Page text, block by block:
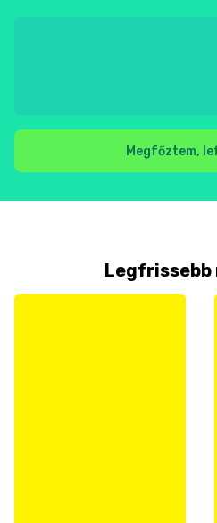
Megfőztem,
Legfrissebb